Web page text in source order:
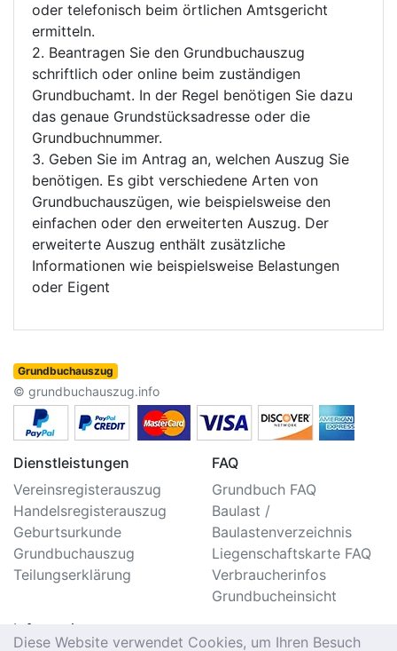
oder telefonisch beim örtlichen Amtsgericht
ermitteln.
2. Beantragen Sie den Grundbuchauszug
schriftlich oder online beim zuständigen
Grundbuchamt. In der Regel benötigen Sie dazu
das genaue Grundstücksadresse oder die
Grundbuchnummer.
3. Geben Sie im Antrag an, welchen Auszug Sie
benötigen. Es gibt verschiedene Arten von
Grundbuchauszügen, wie beispielsweise den
einfachen oder den erweiterten Auszug. Der
erweiterte Auszug enthält zusätzliche
Informationen wie beispielsweise Belastungen
oder Eigent
Grundbuchauszug
© grundbuchauszug.info
Dienstleistungen
Vereinsregisterauszug
Handelsregisterauszug
Geburtsurkunde
Grundbuchauszug
Teilungserklärung
FAQ
Grundbuch FAQ
Baulast /
Baulastenverzeichnis
Liegenschaftskarte FAQ
Verbraucherinfos
Grundbucheinsicht
Information
Diese Website verwendet Cookies, um Ihren Besuch